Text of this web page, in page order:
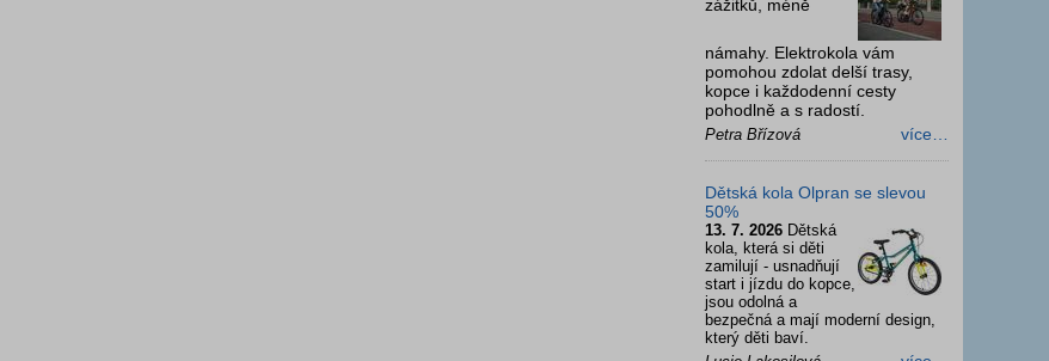
zážitků, méně
námahy. Elektrokola vám
pomohou zdolat delší trasy,
kopce i každodenní cesty
pohodlně a s radostí.
Petra Břízová více…
Dětská kola Olpran se slevou
50%
13. 7. 2026 Dětská
kola, která si děti
zamilují - usnadňují
start i jízdu do kopce,
jsou odolná a
bezpečná a mají moderní design,
který děti baví.